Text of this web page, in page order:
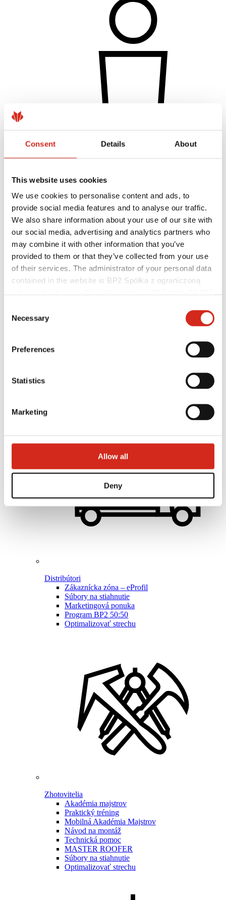
Consent Details About
This website uses cookies
We use cookies to personalise content and ads, to
provide social media features and to analyse our traffic.
We also share information about your use of our site with
our social media, advertising and analytics partners who
may combine it with other information that you’ve
provided to them or that they’ve collected from your use
of their services. The administrator of your personal data
contained in the website is BP2 Spółka z ograniczoną
121387608.
Selection
Necessary
Preferences
Statistics
Marketing
Allow all
Deny
Realizácie a inšpirácie
Registrácia záruky
Nájsť predajcu / zhotoviteľa
Pre profesionálov
Distribútori
Zákaznícka zóna – eProfil
Súbory na stiahnutie
Marketingová ponuka
Program BP2 50:50
Optimalizovať strechu
Zhotovitelia
Akadémia majstrov
Praktický tréning
Mobilná Akadémia Majstrov
Návod na montáž
Technická pomoc
MASTER ROOFER
Súbory na stiahnutie
Optimalizovať strechu